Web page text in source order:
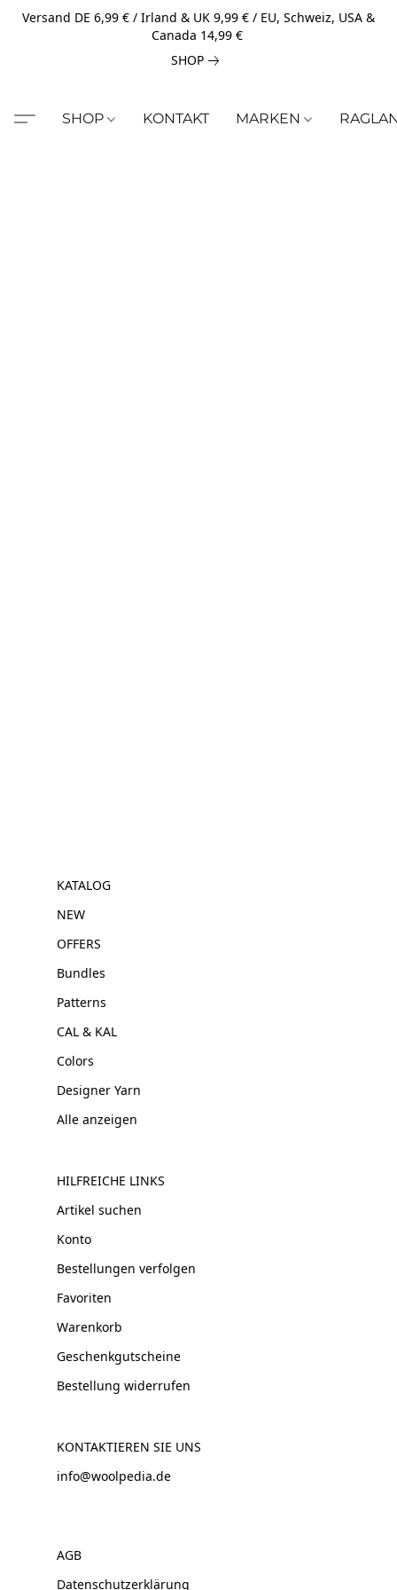
Versand DE 6,99 € / Irland & UK 9,99 € / EU, Schweiz, USA &
Canada 14,99 €
SHOP
SHOP KONTAKT MARKEN
KATALOG
NEW
OFFERS
Bundles
Patterns
CAL & KAL
Colors
Designer Yarn
Alle anzeigen
HILFREICHE LINKS
Artikel suchen
Konto
Bestellungen verfolgen
Favoriten
Warenkorb
Geschenkgutscheine
Bestellung widerrufen
KONTAKTIEREN SIE UNS
info@woolpedia.de
AGB
Datenschutzerklärung